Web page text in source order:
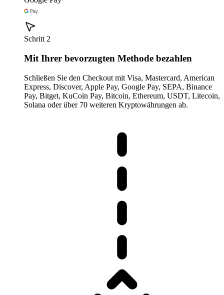
Schritt 2
Mit Ihrer bevorzugten Methode bezahlen
Schließen Sie den Checkout mit Visa, Mastercard, American
Express, Discover, Apple Pay, Google Pay, SEPA, Binance
Pay, Bitget, KuCoin Pay, Bitcoin, Ethereum, USDT, Litecoin,
Solana oder über 70 weiteren Kryptowährungen ab.